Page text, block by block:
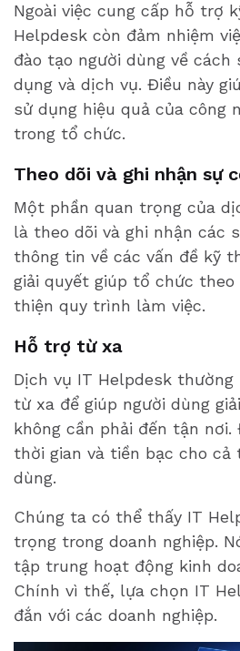
Ngoài việc cung cấp hỗ trợ
Helpdesk còn đảm nhiệm
đào tạo người dùng về cách
dụng và dịch vụ. Điều này
sử dụng hiệu quả của công
trong tổ chức.
Theo dõi và ghi nhận sự
Một phần quan trọng của
là theo dõi và ghi nhận các
thông tin về các vấn đề kỹ
giải quyết giúp tổ chức theo
thiện quy trình làm việc.
Hỗ trợ từ xa
Dịch vụ IT Helpdesk thường
từ xa để giúp người dùng
không cần phải đến tận
thời gian và tiền bạc cho cả
dùng.
Chúng ta có thể thấy IT
trọng trong doanh nghiệp.
tập trung hoạt động kinh
Chính vì thế, lựa chọn IT
đắn với các doanh nghiệp.